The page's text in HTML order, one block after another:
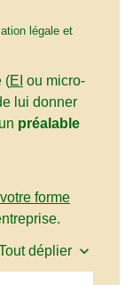
légale et
(EI ou micro-
lui donner
préalable
forme
déplier keyboard_arrow_down